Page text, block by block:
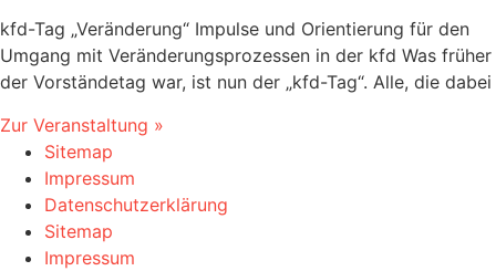
kfd-Tag „Veränderung“ Impulse und Orientierung für den
Umgang mit Veränderungsprozessen in der kfd Was früher
der Vorständetag war, ist nun der „kfd-Tag“. Alle, die dabei
Zur Veranstaltung »
Sitemap
Impressum
Datenschutzerklärung
Sitemap
Impressum